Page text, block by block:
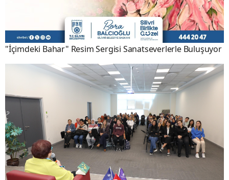
"İçimdeki Bahar" Resim Sergisi Sanatseverlerle Buluşuyor